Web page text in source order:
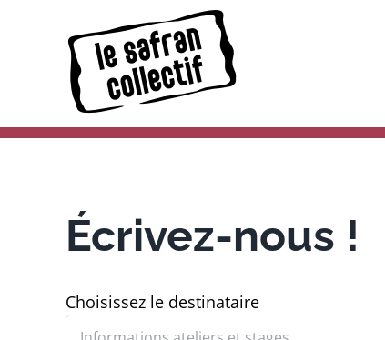
Écrivez-nous !
Choisissez le destinataire